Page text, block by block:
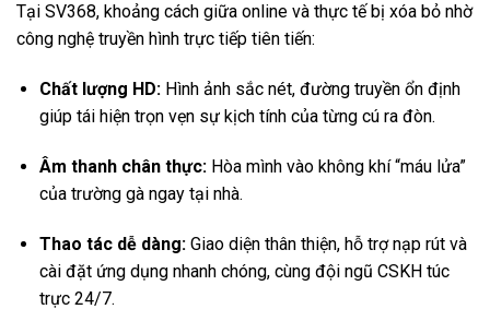
Tại SV368, khoảng cách giữa online và thực tế bị xóa bỏ nhờ
công nghệ truyền hình trực tiếp tiên tiến:
Chất lượng HD:Hình ảnh sắc nét, đường truyền ổn định
giúp tái hiện trọn vẹn sự kịch tính của từng cú ra đòn.
Âm thanh chân thực:Hòa mình vào không khí “máu lửa”
của trường gà ngay tại nhà.
Thao tác dễ dàng:Giao diện thân thiện, hỗ trợ nạp rút và
cài đặt ứng dụng nhanh chóng, cùng đội ngũ CSKH túc
trực 24/7.